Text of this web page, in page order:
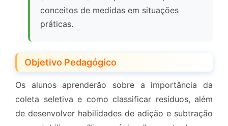
conceitos de medidas em situações
práticas.
Objetivo Pedagógico
Os alunos aprenderão sobre a importância da
coleta seletiva e como classificar resíduos, além
de desenvolver habilidades de adição e subtração